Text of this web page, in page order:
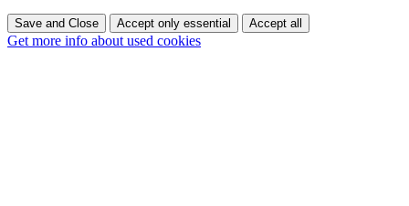
Save and Close Accept only essential Accept all
Get more info about used cookies